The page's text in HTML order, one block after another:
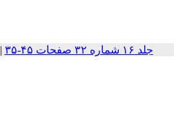
جلد ۱۶ شماره ۳۲ صفحات ۴۵-۳۵ |